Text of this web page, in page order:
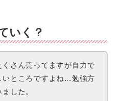
いく？
さん売ってますが自力で
いところですよね…勉強方
した。